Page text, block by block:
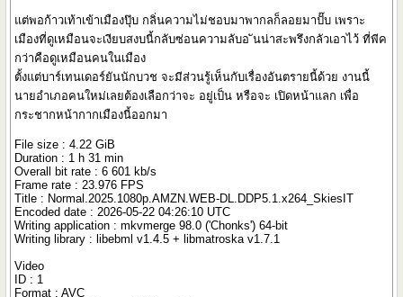
แต่พอก้าวเท้าเข้าเมืองปุ๊บ กลิ่นความไม่ชอบมาพากลก็ลอยมาปั๊บ เพราะ
เมืองที่ดูเหมือนจะเงียบสงบนี้กลับซ่อนความลับอ ันน่าสะพรึงกลัวเอาไว้ ที่พีค
กว่าคือดูเหมือนคนในเมือง
ตั้งแต่บาร์เทนเดอร์ยันนักบวช จะมีส่วนรู้เห็นกับเรื่องอันตรายนี้ด้วย งานนี้
นายอำเภอคนใหม่เลยต้องเลือกว่าจะ อยู่เป็น หรือจะ เปิดหน้าแลก เพื่อ
กระชากหน้ากากเมืองนี้ออกมา
File size : 4.22 GiB
Duration : 1 h 31 min
Overall bit rate : 6 601 kb/s
Frame rate : 23.976 FPS
Title : Normal.2025.1080p.AMZN.WEB-DL.DDP5.1.x264_SkiesIT
Encoded date : 2026-05-22 04:26:10 UTC
Writing application : mkvmerge 98.0 ('Chonks') 64-bit
Writing library : libebml v1.4.5 + libmatroska v1.7.1
Video
ID : 1
Format : AVC